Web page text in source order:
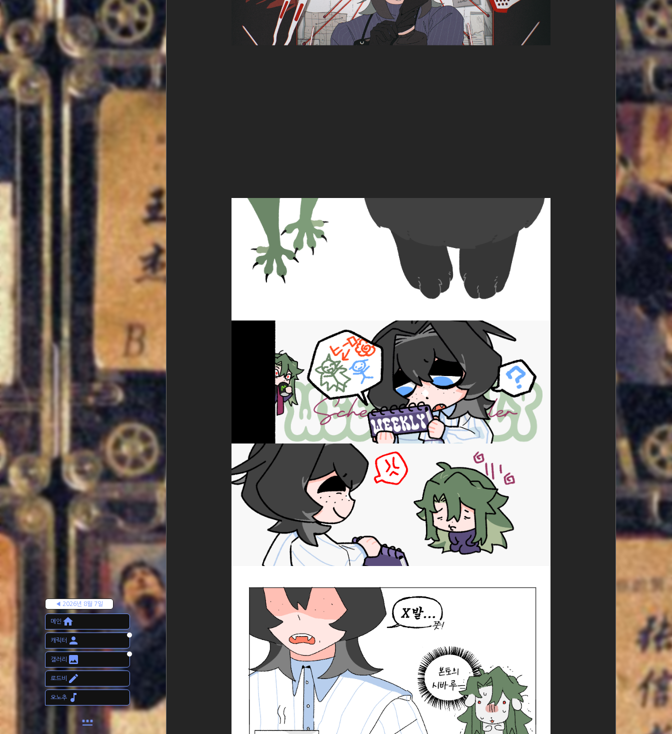
home
메인
person
캐릭터
image
갤러리
edit
로드비
music_note
오노추
password
◀ 2026년 8월 7일